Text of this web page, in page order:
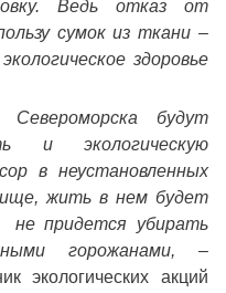
Ведь отказ от
сумок из ткани –
здоровье
будут
и экологическую
в неустановленных
жить в нем будет
придется убирать
горожанами, –
экологических акций